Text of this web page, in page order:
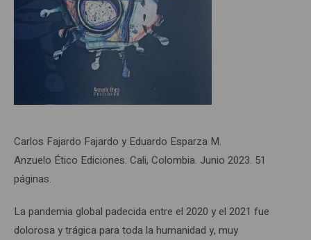
Carlos Fajardo Fajardo y Eduardo Esparza M.
Anzuelo Ético Ediciones. Cali, Colombia. Junio 2023. 51
páginas.
La pandemia global padecida entre el 2020 y el 2021 fue
dolorosa y trágica para toda la humanidad y, muy